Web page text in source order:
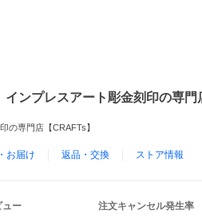
インプレスアート彫金刻印の専
の専門店【CRAFTs】
お届け 返品・交換 ストア情報
ュー 注文キャンセル発生率